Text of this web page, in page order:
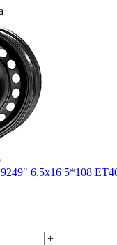
6,5х16 5*108
+